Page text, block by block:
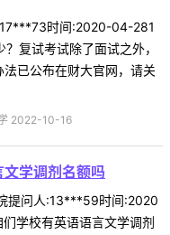
时间:2020-04-281
复试考试除了面试之外，
已公布在财大官网，请关
2022-10-16
学调剂名额吗
提问人:13***59时间:2020
学校有英语语言文学调剂